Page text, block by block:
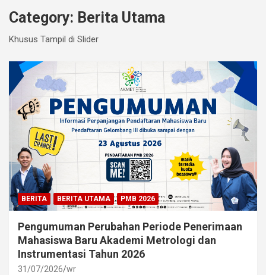
Category: Berita Utama
Khusus Tampil di Slider
BERITA BERITA UTAMA PMB 2026
Pengumuman Perubahan Periode Penerimaan
Mahasiswa Baru Akademi Metrologi dan
Instrumentasi Tahun 2026
31/07/2026 wr